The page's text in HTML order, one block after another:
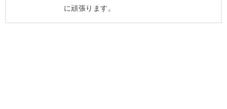
に頑張ります。